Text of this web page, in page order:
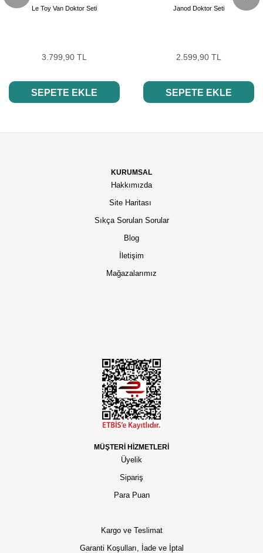
Le Toy Van Doktor Seti
3.799,90 TL
SEPETE EKLE
Janod Doktor Seti
2.599,90 TL
SEPETE EKLE
KURUMSAL
Hakkımızda
Site Haritası
Sıkça Sorulan Sorular
Blog
İletişim
Mağazalarımız
MÜŞTERİ HİZMETLERİ
Üyelik
Sipariş
Para Puan
Kargo ve Teslimat
Garanti Koşulları, İade ve İptal